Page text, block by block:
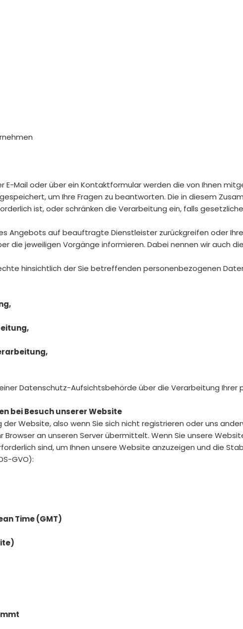
E-Mail oder über ein Kontaktformular werden die von Ihnen
um Ihre Fragen zu beantworten. Die in diesem
ist, oder schränken die Verarbeitung ein, falls
Angebots auf beauftragte Dienstleister zurückgreifen oder
die jeweiligen Vorgänge informieren. Dabei nennen wir auch
hinsichtlich der Sie betreffenden personenbezogenen
Datenschutz-Aufsichtsbehörde über die Verarbeitung Ihrer
bei Besuch unserer Website
Website, also wenn Sie sich nicht registrieren oder uns
Browser an unseren Server übermittelt. Wenn Sie unsere
sind, um Ihnen unsere Website anzuzeigen und die
GVO):
Time (GMT)